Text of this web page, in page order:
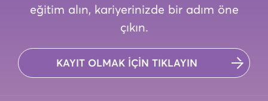
eğitim alın, kariyerinizde bir adım öne
çıkın.
KAYIT OLMAK İÇİN TIKLAYIN